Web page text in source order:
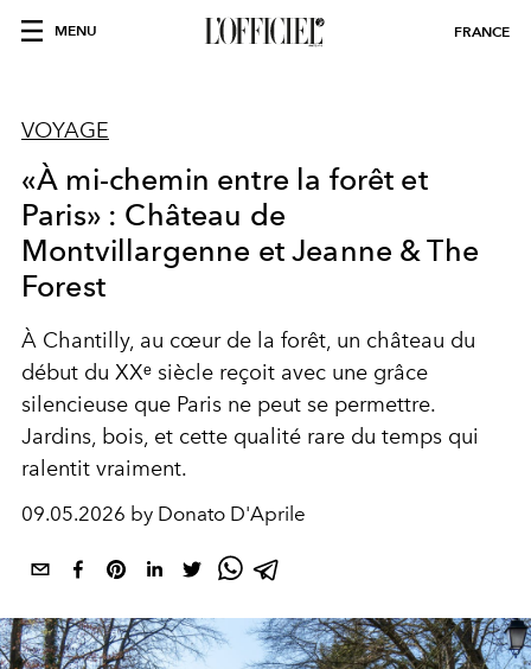
MENU FRANCE
VOYAGE
«À mi-chemin entre la forêt et
Paris» : Château de
Montvillargenne et Jeanne & The
Forest
À Chantilly, au cœur de la forêt, un château du
début du XXᵉ siècle reçoit avec une grâce
silencieuse que Paris ne peut se permettre.
Jardins, bois, et cette qualité rare du temps qui
ralentit vraiment.
09.05.2026 by Donato D'Aprile